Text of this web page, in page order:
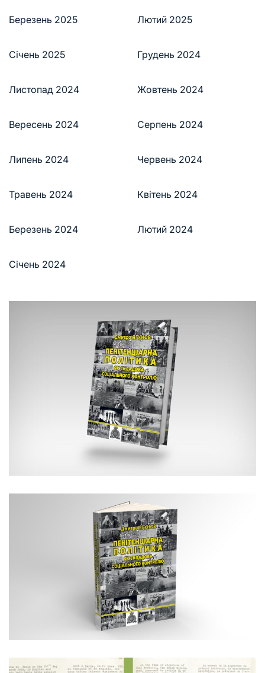
Березень 2025 Лютий 2025
Січень 2025 Грудень 2024
Листопад 2024 Жовтень 2024
Вересень 2024 Серпень 2024
Липень 2024 Червень 2024
Травень 2024 Квітень 2024
Березень 2024 Лютий 2024
Січень 2024